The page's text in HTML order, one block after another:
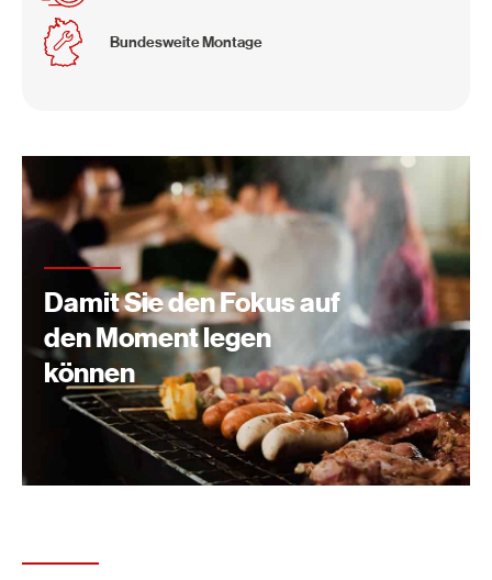
Bundesweite Montage
Damit Sie den Fokus auf
den Moment legen
können